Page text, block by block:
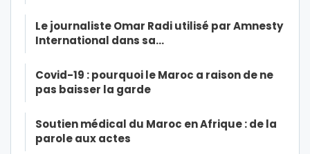
Le journaliste Omar Radi utilisé par Amnesty
International dans sa…
Covid-19 : pourquoi le Maroc a raison de ne
pas baisser la garde
Soutien médical du Maroc en Afrique : de la
parole aux actes